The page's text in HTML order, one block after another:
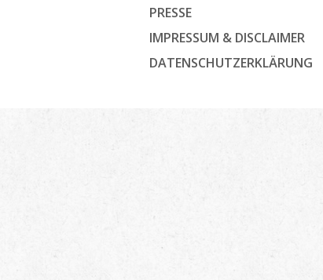
PRESSE
IMPRESSUM & DISCLAIMER
DATENSCHUTZ­ERKLÄRUNG